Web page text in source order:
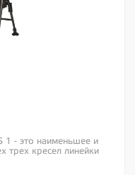
1 - это наименьшее и
трех кресел линейки